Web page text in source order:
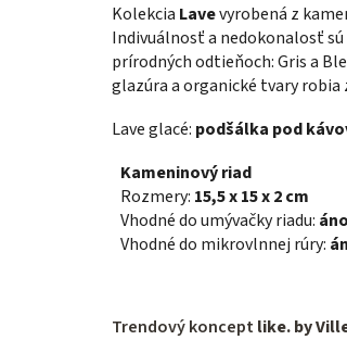
Kolekcia Lavevyrobená z
Indivuálnosť a nedokonalosť sú
prírodných odtieňoch: Gris a
glazúra a organické tvary
Lave glacé: podšálka pod
Kameninový riad
Rozmery: 15,5 x 15 x 2 cm
Vhodné do umývačky riadu: áno
Vhodné do mikrovlnnej rúry:
Trendový konceptlike. by